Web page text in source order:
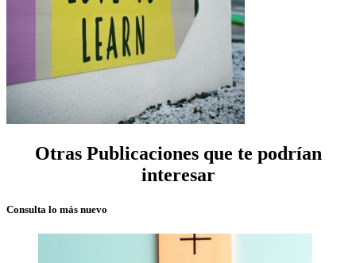
Otras Publicaciones que te podrían
interesar
Consulta lo más nuevo